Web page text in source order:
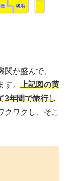
が盛んで、
。 上記図の黄
3年間で旅行し
クワクし、そこ